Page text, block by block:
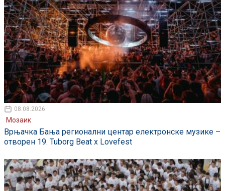
08.08.2026
Мозаик
Врњачка Бања регионални центар електронске музике –
отворен 19. Tuborg Beat x Lovefest